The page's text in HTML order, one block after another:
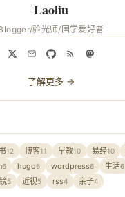
Laoliu
验光师/国学爱好者
了解更多 →
12 博客11 早教10 易经10
6 hugo6 wordpress6 生活6
5 近视5 rss4 亲子4